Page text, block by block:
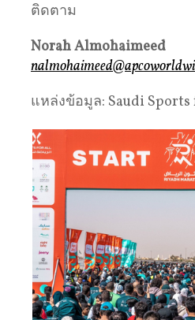
ติดตาม
Norah Almohaimeed
แหล่งข้อมูล: Saudi